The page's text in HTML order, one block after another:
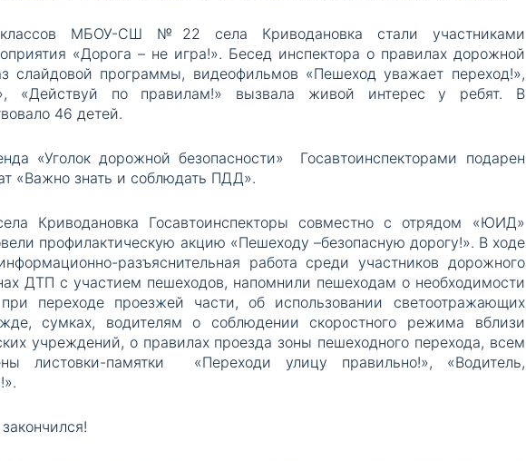
МБОУ-СШ №22 села Криводановка стали участниками
«Дорога – не игра!». Бесед инспектора о правилах дорожной
слайдовой программы, видеофильмов «Пешеход уважает переход!»,
«Действуй по правилам!» вызвала живой интерес у ребят. В
46 детей.
«Уголок дорожной безопасности» Госавтоинспекторами подарен
«Важно знать и соблюдать ПДД».
Криводановка Госавтоинспекторы совместно с отрядом «ЮИД»
профилактическую акцию «Пешеходу –безопасную дорогу!». В ходе
разъяснительная работа среди участников дорожного
ДТП с участием пешеходов, напомнили пешеходам о необходимости
переходе проезжей части, об использовании светоотражающих
сумках, водителям о соблюдении скоростного режима вблизи
учреждений, о правилах проезда зоны пешеходного перехода, всем
листовки-памятки «Переходи улицу правильно!», «Водитель,